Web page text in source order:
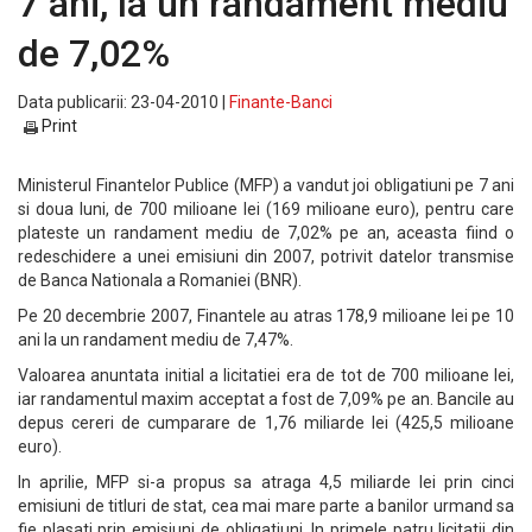
de 7,02%
Data publicarii: 23-04-2010 |
Finante-Banci
Print
Ministerul Finantelor Publice (MFP) a vandut joi obligatiuni pe 7 ani
si doua luni, de 700 milioane lei (169 milioane euro), pentru care
plateste un randament mediu de 7,02% pe an, aceasta fiind o
redeschidere a unei emisiuni din 2007, potrivit datelor transmise
de Banca Nationala a Romaniei (BNR).
Pe 20 decembrie 2007, Finantele au atras 178,9 milioane lei pe 10
ani la un randament mediu de 7,47%.
Valoarea anuntata initial a licitatiei era de tot de 700 milioane lei,
iar randamentul maxim acceptat a fost de 7,09% pe an. Bancile au
depus cereri de cumparare de 1,76 miliarde lei (425,5 milioane
euro).
In aprilie, MFP si-a propus sa atraga 4,5 miliarde lei prin cinci
emisiuni de titluri de stat, cea mai mare parte a banilor urmand sa